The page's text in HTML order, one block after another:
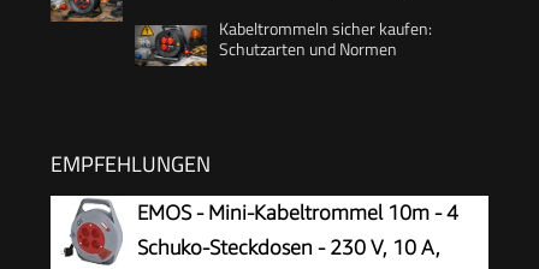
Kabeltrommeln sicher kaufen:
Schutzarten und Normen
EMPFEHLUNGEN
EMOS - Mini-Kabeltrommel 10m - 4
Schuko-Steckdosen - 230 V, 10 A,